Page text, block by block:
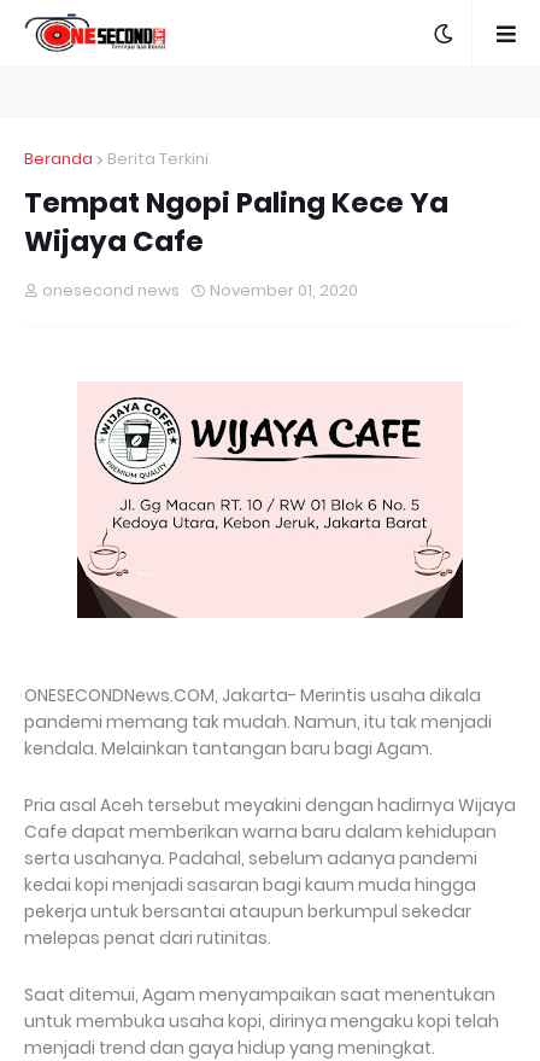
Beranda Berita Terkini
Tempat Ngopi Paling Kece Ya
Wijaya Cafe
onesecond news November 01, 2020
ONESECONDNews.COM, Jakarta- Merintis usaha dikala
pandemi memang tak mudah. Namun, itu tak menjadi
kendala. Melainkan tantangan baru bagi Agam.
Pria asal Aceh tersebut meyakini dengan hadirnya Wijaya
Cafe dapat memberikan warna baru dalam kehidupan
serta usahanya. Padahal, sebelum adanya pandemi
kedai kopi menjadi sasaran bagi kaum muda hingga
pekerja untuk bersantai ataupun berkumpul sekedar
melepas penat dari rutinitas.
Saat ditemui, Agam menyampaikan saat menentukan
untuk membuka usaha kopi, dirinya mengaku kopi telah
menjadi trend dan gaya hidup yang meningkat.